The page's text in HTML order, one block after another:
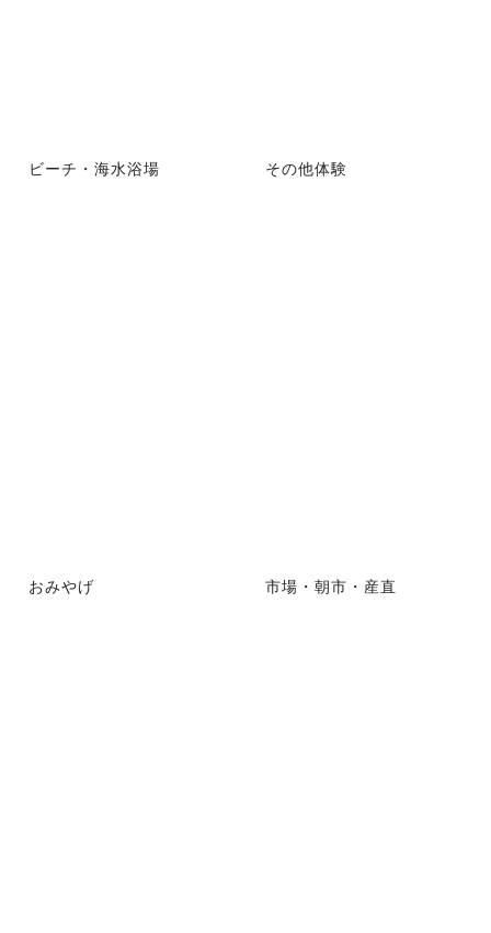
ビーチ・海水浴場 その他体験
おみやげ 市場・朝市・産直